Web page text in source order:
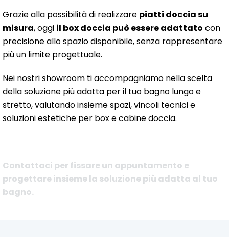
Grazie alla possibilità di realizzare piatti doccia su
misura, oggi il box doccia può essere adattato con
precisione allo spazio disponibile, senza rappresentare
più un limite progettuale.
Nei nostri showroom ti accompagniamo nella scelta
della soluzione più adatta per il tuo bagno lungo e
stretto, valutando insieme spazi, vincoli tecnici e
soluzioni estetiche per box e cabine doccia.
Contattaci per fissare un appuntamento e
progettare insieme la soluzione più adatta al tuo
bagno.